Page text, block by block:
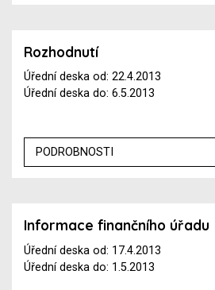
Rozhodnutí
Úřední deska od: 22.4.2013
Úřední deska do: 6.5.2013
PODROBNOSTI
Informace finančního úřadu
Úřední deska od: 17.4.2013
Úřední deska do: 1.5.2013